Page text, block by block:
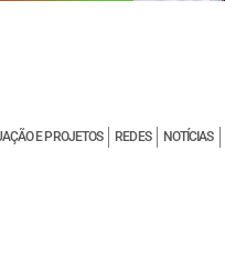
E PROJETOS REDES NOTÍCIAS